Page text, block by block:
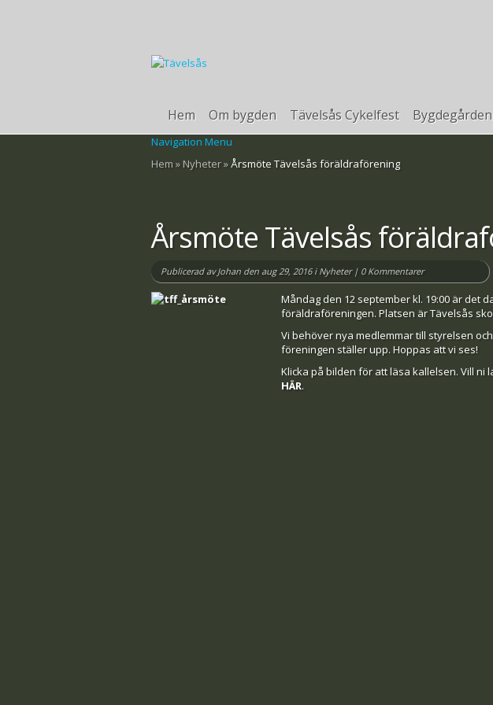
Hem Om bygden Tävelsås Cykelfest Bygdegården
Navigation Menu
Hem » Nyheter»Årsmöte Tävelsås föräldraförening
Årsmöte Tävelsås
Publicerad avJohan den aug 29, 2016 i Nyheter| 0 Kommentarer
Måndag den 12 september kl. 19:00 är det
föräldraföreningen. Platsen är Tävelsås
Vi behöver nya medlemmar till styrelsen
föreningen ställer upp. Hoppas att vi ses!
Klicka på bilden för att läsa kallelsen. Vill ni
HÄR.